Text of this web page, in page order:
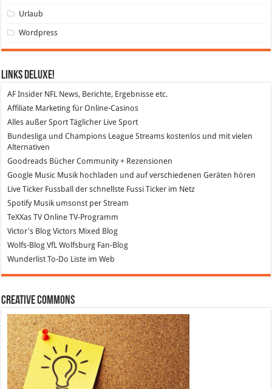
Urlaub
Wordpress
Links DeLuXe!
AF Insider NFL News, Berichte, Ergebnisse etc.
Affiliate Marketing für Online-Casinos
Alles außer SportTäglicher Live Sport
Bundesliga und Champions League Streams kostenlos und mit vielen
Alternativen
Goodreads Bücher Community + Rezensionen
Google Music Musik hochladen und auf verschiedenen Geräten hören
Live Ticker Fussball
der schnellste Fussi Ticker im Netz
SpotifyMusik umsonst per Stream
TeXXas TVOnline TV-Programm
Victor's Blog Victors Mixed Blog
Wolfs-Blog VfL Wolfsburg Fan-Blog
WunderlistTo-Do Liste im Web
Creative Commons